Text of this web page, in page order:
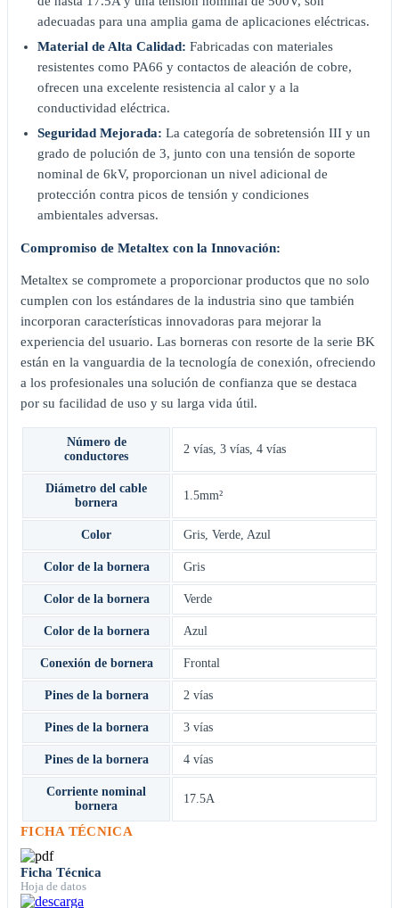
adecuadas para una amplia gama de aplicaciones eléctricas.
Material de Alta Calidad: Fabricadas con materiales
resistentes como PA66 y contactos de aleación de cobre,
ofrecen una excelente resistencia al calor y a la
conductividad eléctrica.
Seguridad Mejorada: La categoría de sobretensión III y un
grado de polución de 3, junto con una tensión de soporte
nominal de 6kV, proporcionan un nivel adicional de
protección contra picos de tensión y condiciones
ambientales adversas.
Compromiso de Metaltex con la Innovación:
Metaltex se compromete a proporcionar productos que no solo
cumplen con los estándares de la industria sino que también
incorporan características innovadoras para mejorar la
experiencia del usuario. Las borneras con resorte de la serie BK
están en la vanguardia de la tecnología de conexión, ofreciendo
a los profesionales una solución de confianza que se destaca
por su facilidad de uso y su larga vida útil.
Número de
conductores
2 vías 3 vías 4 vías
Diámetro del cable
bornera
1.5mm²
Color Gris Verde Azul
Color de la bornera Gris
Color de la bornera Verde
Color de la bornera Azul
Conexión de bornera Frontal
Pines de la bornera 2 vías
Pines de la bornera 3 vías
Pines de la bornera 4 vías
Corriente nominal
bornera
17.5A
FICHA TÉCNICA
Ficha Técnica
Hoja de datos